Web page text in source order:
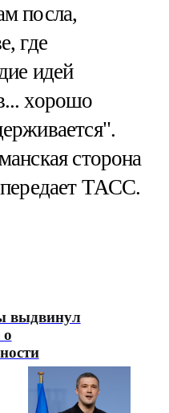
посла,
где
идей
хорошо
сторона
ТАСС.
выдвинул
о